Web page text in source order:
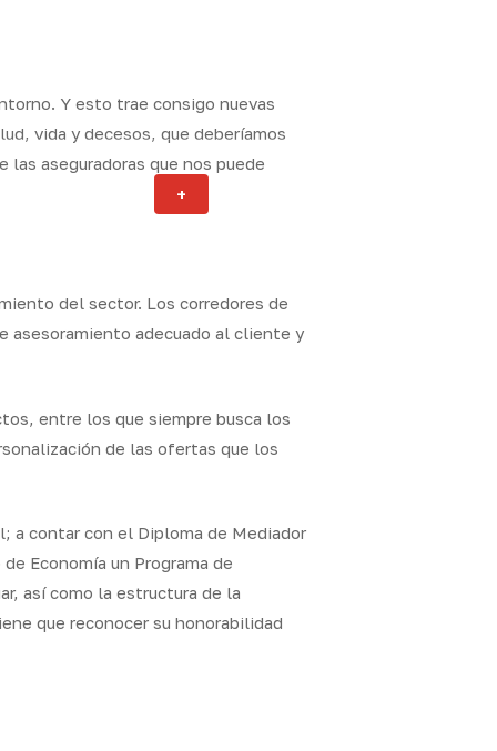
+
Y esto trae consigo nuevas
vida y decesos, que deberíamos
aseguradoras que nos puede
del sector. Los corredores de
asesoramiento adecuado al cliente y
entre los que siempre busca los
de las ofertas que los
a contar con el Diploma de Mediador
Economía un Programa de
así como la estructura de la
que reconocer su honorabilidad